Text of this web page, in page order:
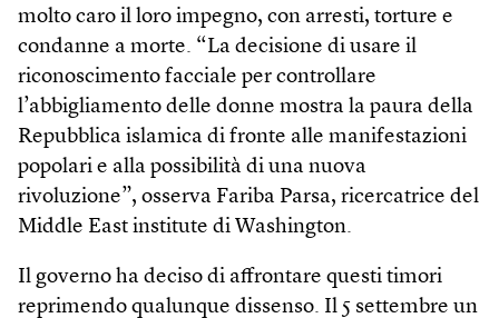
molto caro il loro impegno, con arresti, torture e
condanne a morte. “La decisione di usare il
riconoscimento facciale per controllare
l’abbigliamento delle donne mostra la paura della
Repubblica islamica di fronte alle manifestazioni
popolari e alla possibilità di una nuova
rivoluzione”, osserva Fariba Parsa, ricercatrice del
Middle East institute di Washington.
Il governo ha deciso di affrontare questi timori
reprimendo qualunque dissenso. Il 5 settembre un